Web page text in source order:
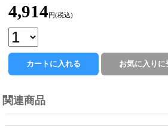
4,914 円(税込)
関連商品